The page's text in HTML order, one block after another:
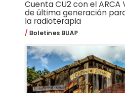
Cuenta CU2 con el ARCA
de última generación
la radioterapia
Boletines BUAP